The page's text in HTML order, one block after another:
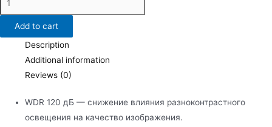
D9151IR2
quantity
Add to cart
Description
Additional information
Reviews (0)
WDR 120 дБ — снижение влияния разноконтрастного
освещения на качество изображения.